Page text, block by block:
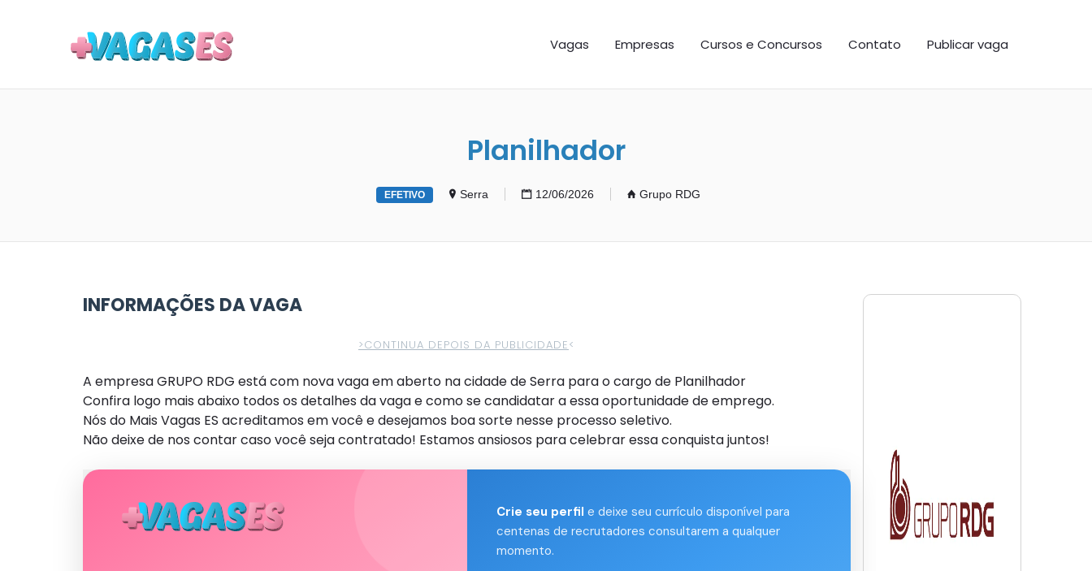
Vagas Empresas Cursos e Concursos Contato Publicar vaga
Planilhador
EFETIVO Serra 12/06/2026 Grupo RDG
INFORMAÇÕES DA VAGA
>CONTINUA DEPOIS DA PUBLICIDADE<
A empresa GRUPO RDG está com nova vaga em aberto na cidade de Serra para o cargo de Planilhador
Confira logo mais abaixo todos os detalhes da vaga e como se candidatar a essa oportunidade de emprego.
Nós do Mais Vagas ES acreditamos em você e desejamos boa sorte nesse processo seletivo.
Não deixe de nos contar caso você seja contratado! Estamos ansiosos para celebrar essa conquista juntos!
Crie seu perfil e deixe seu currículo disponível para
centenas de recrutadores consultarem a qualquer
momento.